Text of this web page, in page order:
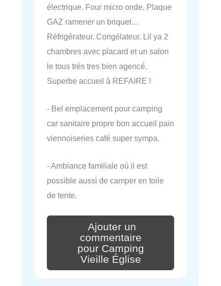
électrique. Four micro onde. Plaque
GAZ ramener un briquet…
Réfrigérateur. Congélateur. Lil ya 2
chambres avec placard et un salon
le tous très tres bien agencé.
Superbe accueil à REFAIRE !
- Bel emplacement pour camping
car sanitaire propre bon accueil pain
viennoiseries café super sympa.
- Ambiance familiale où il est
possible aussi de camper en toile
de tente.
Ajouter un
commentaire
pour Camping
Vieille Église